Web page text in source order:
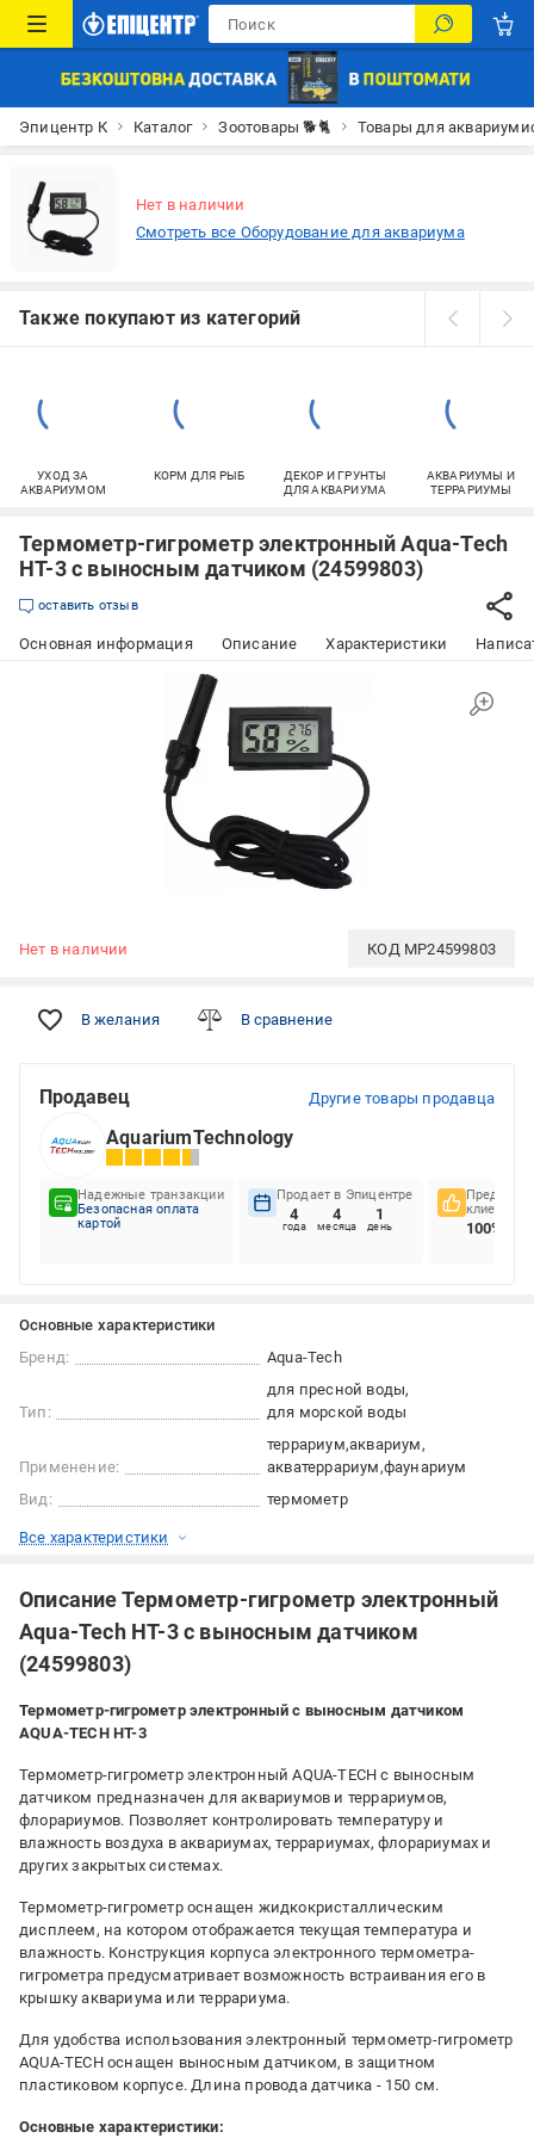
Эпицентр К Каталог Зоотовары 🐕🐈 Товары для
Нет в наличии
Смотреть все Оборудование для аквариума
Также покупают из категорий
УХОД ЗА
АКВАРИУМОМ
КОРМ ДЛЯ РЫБ
ДЕКОР И ГРУНТЫ
ДЛЯ АКВАРИУМА
АКВАРИУМЫ И
ТЕРРАРИУМЫ
Термометр-гигрометр электронный Aqua-Tech
HT-3 с выносным датчиком (24599803)
оставить отзыв
Основная информация Описание Характеристики
Нет в наличии КОД MP24599803
В желания В сравнение
Продавец Другие товары продавца
AquariumTechnology
Надежные транзакции
Безопасная оплата
картой
Продает в Эпицентре
4
года
4
месяца
1
день
клиентов
100%
Основные характеристики
Бренд:
Aqua-Tech
Тип:
для пресной воды
для морской воды
Применение:
террариум аквариум
акватеррариум фаунариум
Вид:
термометр
Все характеристики
Описание Термометр-гигрометр электронный
Aqua-Tech HT-3 с выносным датчиком
(24599803)
Термометр-гигрометр электронный с выносным датчиком
AQUA-TECH HT-3
Термометр-гигрометр электронный AQUA-TECH с выносным
датчиком предназначен для аквариумов и террариумов,
флорариумов. Позволяет контролировать температуру и
влажность воздуха в аквариумах, террариумах, флорариумах и
других закрытых системах.
Термометр-гигрометр оснащен жидкокристаллическим
дисплеем, на котором отображается текущая температура и
влажность. Конструкция корпуса электронного термометра-
гигрометра предусматривает возможность встраивания его в
крышку аквариума или террариума.
Для удобства использования электронный термометр-гигрометр
AQUA-TECH оснащен выносным датчиком, в защитном
пластиковом корпусе. Длина провода датчика - 150 см.
Основные характеристики: